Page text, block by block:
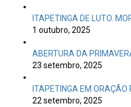
ITAPETINGA DE LUTO.
1 outubro, 2025
ABERTURA DA
23 setembro, 2025
ITAPETINGA EM ORAÇÃO
22 setembro, 2025